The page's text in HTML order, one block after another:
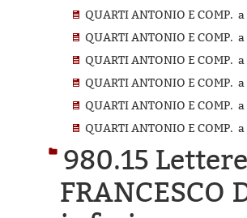
QUARTI ANTONIO E COMP.
QUARTI ANTONIO E COMP.
QUARTI ANTONIO E COMP.
QUARTI ANTONIO E COMP.
QUARTI ANTONIO E COMP.
QUARTI ANTONIO E COMP.
980.15
FRANCESCO